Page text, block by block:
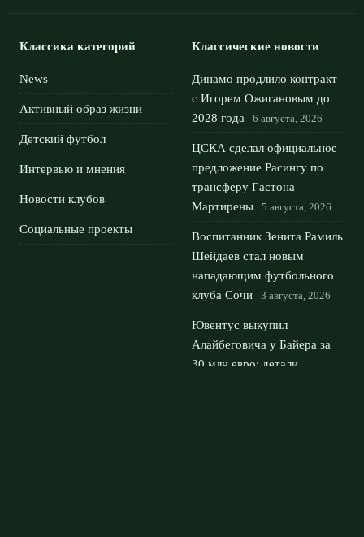
Классика категорий
News
Активный образ жизни
Детский футбол
Интервью и мнения
Новости клубов
Социальные проекты
Классические новости
Динамо продлило контракт
с Игорем Ожигановым до
2028 года
6 августа, 2026
ЦСКА сделал официальное
предложение Расингу по
трансферу Гастона
Мартирены
5 августа, 2026
Воспитанник Зенита Рамиль
Шейдаев стал новым
нападающим футбольного
клуба Сочи
3 августа, 2026
Ювентус выкупил
Алайбеговича у Байера за
30 млн евро: детали